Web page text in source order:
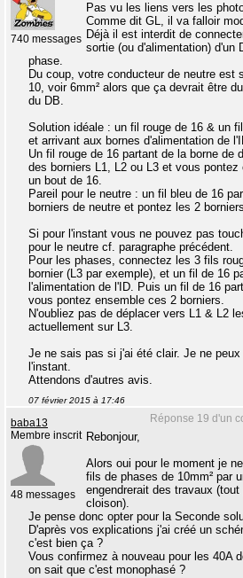
740 messages
Pas vu les liens vers les
Comme dit GL, il va falloir
Déjà il est interdit de
sortie (ou d'alimentation) d'un
phase.
Du coup, votre conducteur de neutre est
10, voir 6mm² alors que ça devrait être
du DB.
Solution idéale : un fil rouge de 16 & un
et arrivant aux bornes d'alimentation de
Un fil rouge de 16 partant de la borne de
des borniers L1, L2 ou L3 et vous
un bout de 16.
Pareil pour le neutre : un fil bleu de 16
borniers de neutre et pontez les 2
Si pour l'instant vous ne pouvez pas
pour le neutre cf. paragraphe précédent.
Pour les phases, connectez les 3 fils
bornier (L3 par exemple), et un fil de 16
l'alimentation de l'ID. Puis un fil de 16
vous pontez ensemble ces 2 borniers.
N'oubliez pas de déplacer vers L1 & L2
actuellement sur L3.
Je ne sais pas si j'ai été clair. Je ne
l'instant.
Attendons d'autres avis.
07 février 2015 à 17:46
Réponse 19 d'un
baba13
Membre inscrit
48 messages
Rebonjour,
Alors oui pour le moment je
fils de phases de 10mm² par
engendrerait des travaux
cloison).
Je pense donc opter pour la Seconde
D'après vos explications j'ai créé un
c'est bien ça ?
Vous confirmez à nouveau pour les 40A
on sait que c'est monophasé ?